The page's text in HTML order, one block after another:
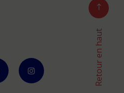
Retour en haut